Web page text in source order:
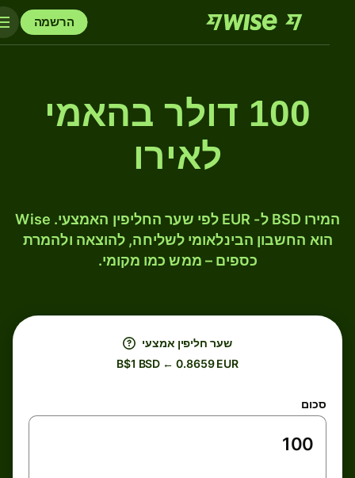
הרשמה
100 דולר בהאמי
לאירו
המירו BSD ל- EUR לפי שער החליפין האמצעי. Wise
הוא החשבון הבינלאומי לשליחה, להוצאה ולהמרת
כספים – ממש כמו מקומי.
שער חליפין אמצעי
B$1 BSD ← 0.8659 EUR
סכום